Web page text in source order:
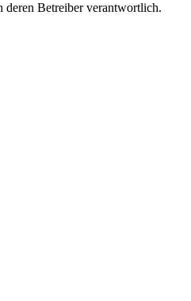
Betreiber verantwortlich.